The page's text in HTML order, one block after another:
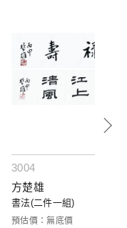
3004
方楚雄
書法(二件一組)
預估價：無底價